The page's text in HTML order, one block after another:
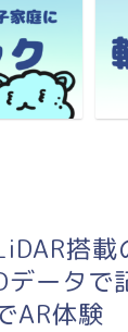
搭
データで
AR体験